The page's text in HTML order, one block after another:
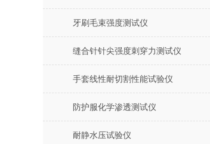
牙刷毛束强度测试仪
缝合针针尖强度刺穿力测试仪
手套线性耐切割性能试验仪
防护服化学渗透测试仪
耐静水压试验仪